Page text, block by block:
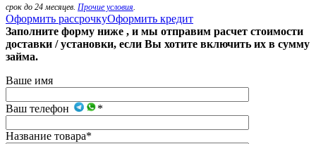
срок до 24 месяцев. Прочие условия.
Оформить рассрочкуОформить кредит
Заполните форму ниже , и мы отправим расчет стоимости
доставки / установки, если Вы хотите включить их в сумму
займа.
Ваше имя
Ваш телефон *
Название товара*